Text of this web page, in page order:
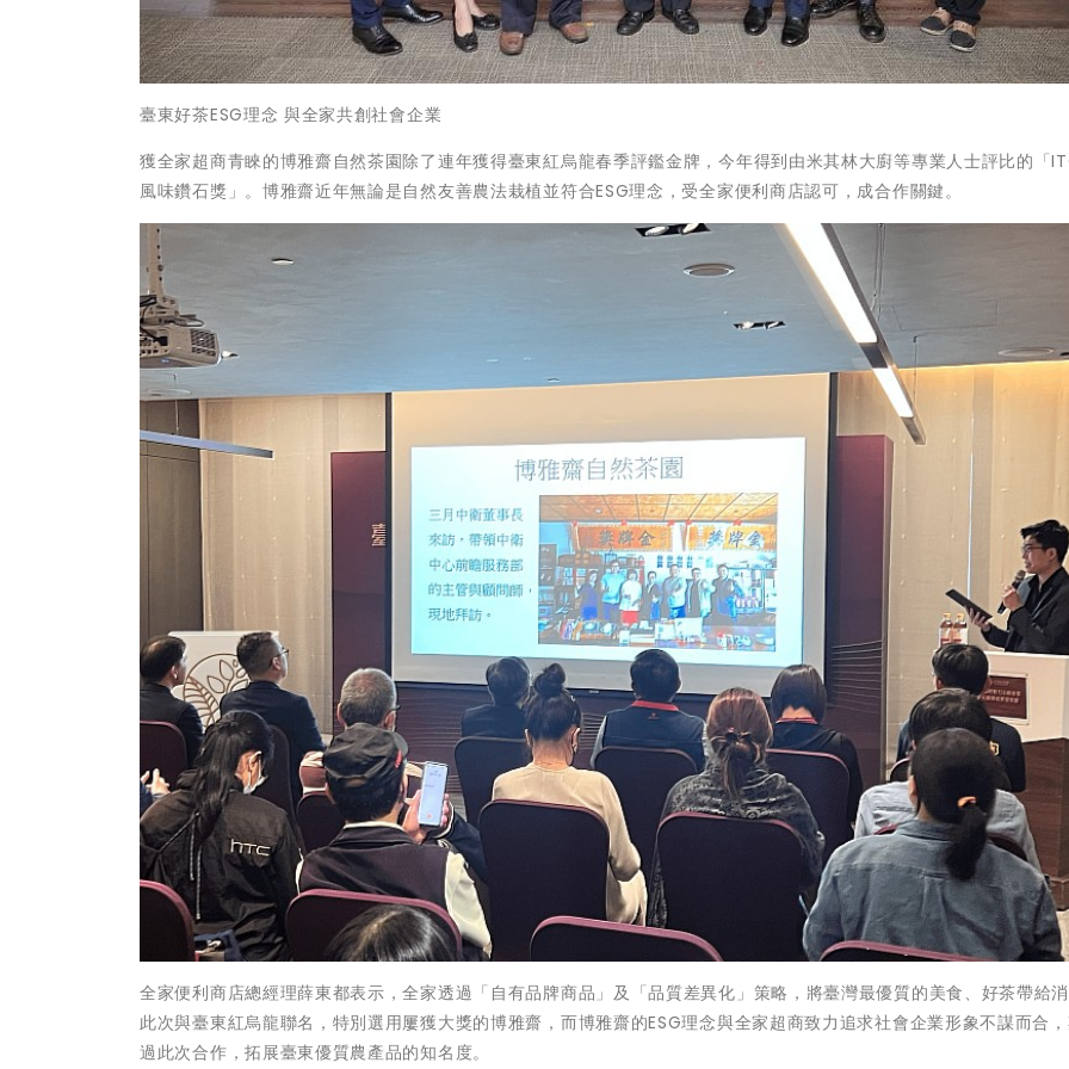
臺東好茶ESG理念 與全家共創社會企業
獲全家超商青睞的博雅齋自然茶園除了連年獲得臺東紅烏龍春季評鑑金牌，今年得到由米其林大廚等專業人士評比的「
風味鑽石獎」。博雅齋近年無論是自然友善農法栽植並符合ESG理念，受全家便利商店認可，成合作關鍵。
全家便利商店總經理薛東都表示，全家透過「自有品牌商品」及「品質差異化」策略，將臺灣最優質的美食、好茶帶給
此次與臺東紅烏龍聯名，特別選用屢獲大獎的博雅齋，而博雅齋的ESG理念與全家超商致力追求社會企業形象不謀而合
過此次合作，拓展臺東優質農產品的知名度。